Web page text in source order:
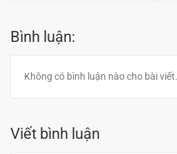
Bình luận:
Không có bình luận nào cho bài viết.
Viết bình luận